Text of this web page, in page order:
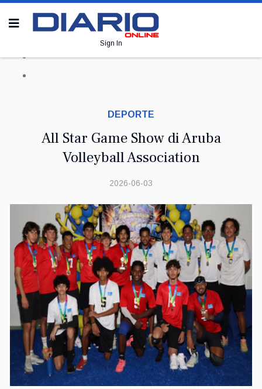
Sign In
DEPORTE
All Star Game Show di Aruba
Volleyball Association
2026-06-03